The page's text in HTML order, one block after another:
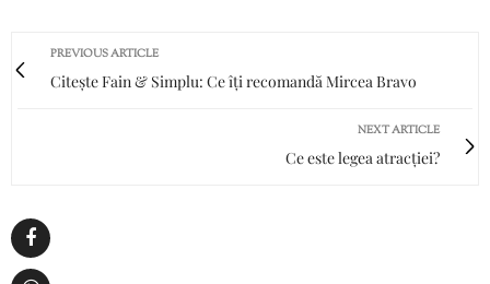
PREVIOUS ARTICLE
Citește Fain & Simplu: Ce îți recomandă Mircea Bravo
NEXT ARTICLE
Ce este legea atracției?